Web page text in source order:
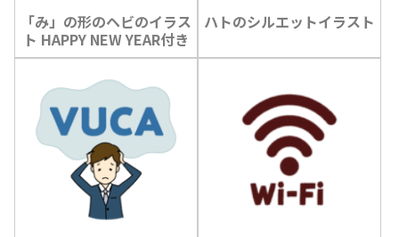
「み」の形のヘビのイラス
ト HAPPY NEW YEAR付き
ハトのシルエットイラスト